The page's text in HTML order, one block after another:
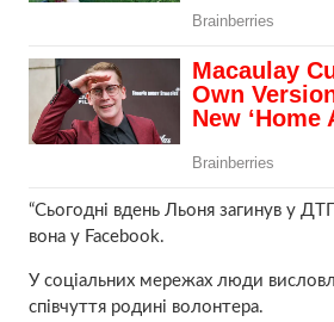
“Сьогодні вдень Льоня загинув у
вона у Facebook.
У соціальних мережах люди
співчуття родині волонтера.